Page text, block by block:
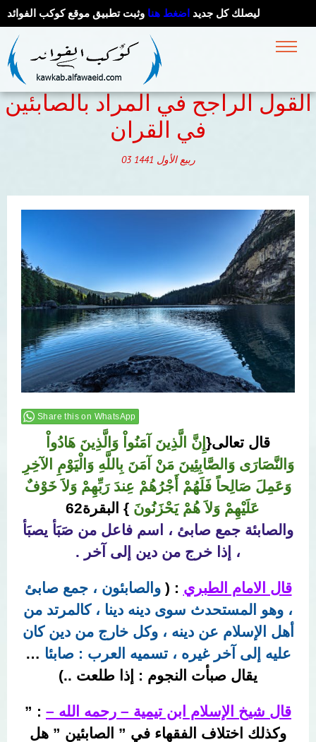
ليصلك كل جديد اضغط هنا وثبت تطبيق موقع كوكب الفوائد
القول الراجح في المراد بالصابئين
في القران
03 ربيع الأول 1441
Share this on WhatsApp
قال تعالى{ إِنَّ الَّذِينَ آمَنُواْ وَالَّذِينَ هَادُواْ
وَالنَّصَارَى وَالصَّابِئِينَ مَنْ آمَنَ بِاللَّهِ وَالْيَوْمِ الآخِرِ
وَعَمِلَ صَالِحاً فَلَهُمْ أَجْرُهُمْ عِندَ رَبِّهِمْ وَلاَ خَوْفٌ
عَلَيْهِمْ وَلاَ هُمْ يَحْزَنُونَ } البقرة62
والصابئة جمع صابئ ، اسم فاعل من صَبَأ يصبَأ
، إذا خرج من دين إلى آخر .
قال الامام الطبري : (والصابئون ، جمع صابئ
، وهو المستحدث سوى دينه دينا ، كالمرتد من
أهل الإسلام عن دينه ، وكل خارج من دين كان
عليه إلى آخر غيره ، تسميه العرب : صابئا …
يقال صبأت النجوم : إذا طلعت ..)
قال شيخ الإسلام ابن تيمية – رحمه الله – : ”
وكذلك اختلاف الفقهاء في ” الصابئين ” هل